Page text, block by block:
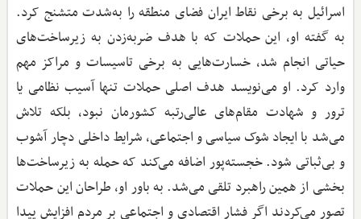
اسرائیل به برخی نقاط ایران فضای منطقه را به‌شدت متشنج کرد.
به گفته او، این حملات که با هدف ضربه‌زدن به زیرساخت‌های
حیاتی انجام شد، خسارت‌هایی به برخی تاسیسات و مراکز مهم
وارد کرد. او می‌نویسد هدف اصلی حملات تنها آسیب نظامی یا
ترور و شهادت مقام‌های عالی‌رتبه کشورمان نبود، بلکه تلاش
می‌شد با ایجاد شوک سیاسی و اجتماعی، شرایط داخلی دچار آشوب
و بی‌ثباتی شود. خجسته‌پور اضافه می‌کند که حمله به زیرساخت‌ها
بخشی از همین راهبرد تلقی می‌شد. به باور او، طراحان این حملات
تصور می‌کردند اگر فشار اقتصادی و اجتماعی بر مردم افزایش پیدا